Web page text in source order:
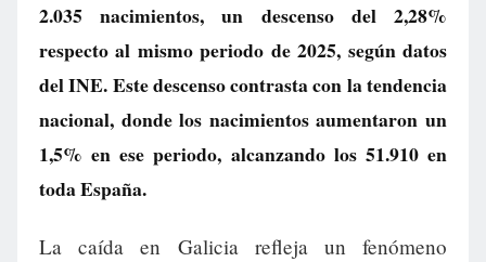
2.035 nacimientos, un descenso del 2,28%
respecto al mismo periodo de 2025, según datos
del INE. Este descenso contrasta con la tendencia
nacional, donde los nacimientos aumentaron un
1,5% en ese periodo, alcanzando los 51.910 en
toda España.
La caída en Galicia refleja un fenómeno